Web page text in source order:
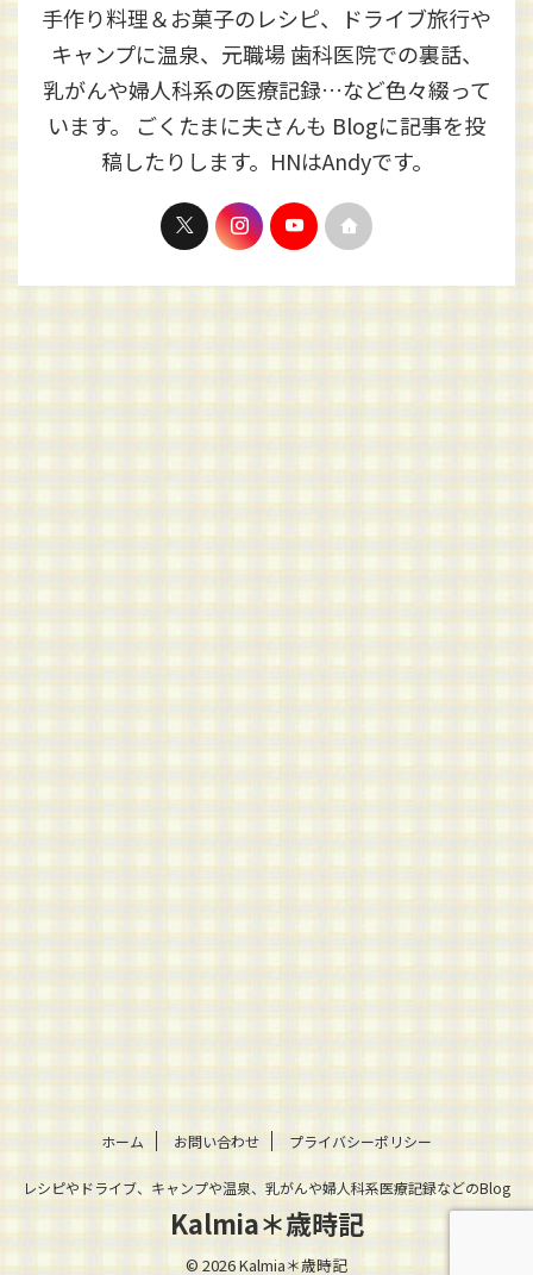
手作り料理＆お菓子のレシピ、ドライブ旅行や
キャンプに温泉、元職場 歯科医院での裏話、
乳がんや婦人科系の医療記録…など色々綴って
います。 ごくたまに夫さんも Blogに記事を投
稿したりします。HNはAndyです。
ホーム お問い合わせ プライバシーポリシー
レシピやドライブ、キャンプや温泉、乳がんや婦人科系医療記録などのBlog
Kalmia＊歳時記
© 2026 Kalmia＊歳時記